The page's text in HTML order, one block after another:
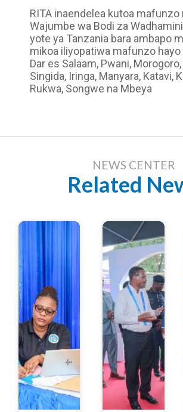
RITA inaendelea kutoa mafunzo
Wajumbe wa Bodi za
yote ya Tanzania bara ambapo
mikoa iliyopatiwa mafunzo hayo
Dar es Salaam, Pwani,
Singida, Iringa, Manyara, Katavi,
Rukwa, Songwe na Mbeya
NEWS CENTER
Related